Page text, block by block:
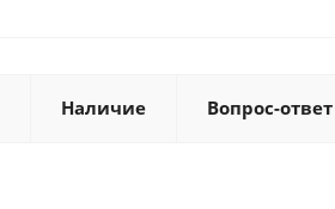
Наличие Вопрос-ответ